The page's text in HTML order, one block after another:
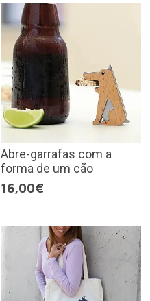
Abre-garrafas com a
forma de um cão
16,00€